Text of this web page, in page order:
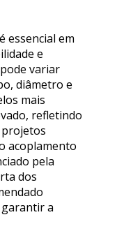
essencial em
e
variar
diâmetro e
mais
refletindo
projetos
acoplamento
pela
dos
a